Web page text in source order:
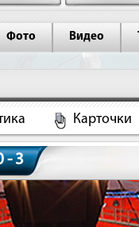
Фото Видео
Карточки
- 3